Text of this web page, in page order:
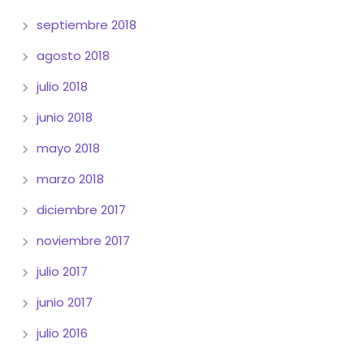
septiembre 2018
agosto 2018
julio 2018
junio 2018
mayo 2018
marzo 2018
diciembre 2017
noviembre 2017
julio 2017
junio 2017
julio 2016